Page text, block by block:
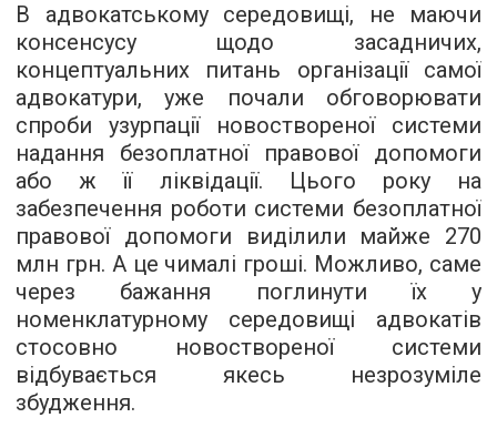
В адвокатському середовищі, не маючи
консенсусу щодо засадничих,
концептуальних питань організації самої
адвокатури, уже почали обговорювати
спроби узурпації новоствореної системи
надання безоплатної правової допомоги
або ж її ліквідації. Цього року на
забезпечення роботи системи безоплатної
правової допомоги виділили майже 270
млн грн. А це чималі гроші. Можливо, саме
через бажання поглинути їх у
номенклатурному середовищі адвокатів
стосовно новоствореної системи
відбувається якесь незрозуміле
збудження.